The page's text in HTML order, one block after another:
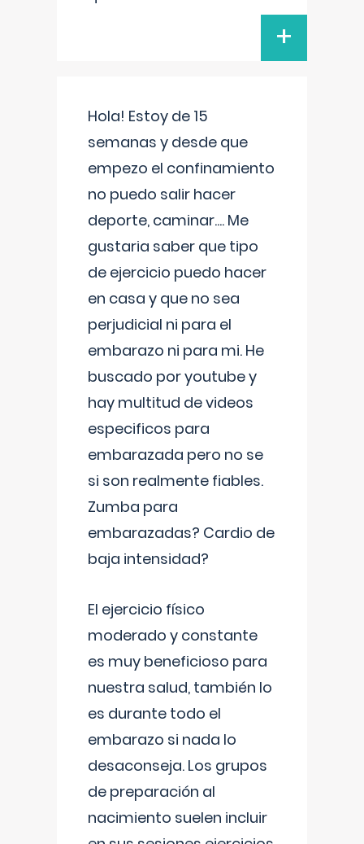
+
Hola! Estoy de 15
semanas y desde que
empezo el confinamiento
no puedo salir hacer
deporte, caminar.... Me
gustaria saber que tipo
de ejercicio puedo hacer
en casa y que no sea
perjudicial ni para el
embarazo ni para mi. He
buscado por youtube y
hay multitud de videos
especificos para
embarazada pero no se
si son realmente fiables.
Zumba para
embarazadas? Cardio de
baja intensidad?
El ejercicio físico
moderado y constante
es muy beneficioso para
nuestra salud, también lo
es durante todo el
embarazo si nada lo
desaconseja. Los grupos
de preparación al
nacimiento suelen incluir